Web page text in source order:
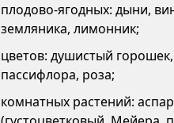
плодово-ягодных: дыни,
земляника, лимонник;
цветов: душистый
пассифлора, роза;
комнатных растений: